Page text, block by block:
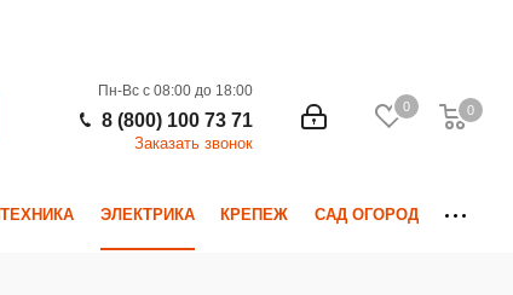
0 0
0
Пн-Вс с 08:00 до 18:00
8 (800) 100 73 71
Заказать звонок
ЭЛЕКТРИКА КРЕПЕЖ САД ОГОРОД